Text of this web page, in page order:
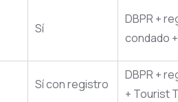
Sí
DBPR +
condado
Sí con registro
DBPR +
+ Tourist